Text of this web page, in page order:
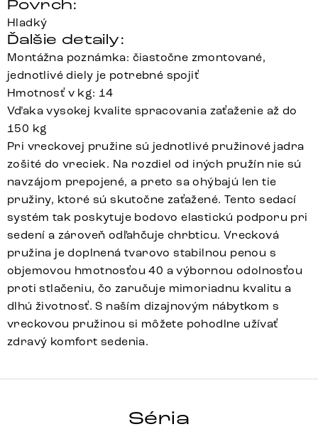
Povrch:
Hladký
Ďalšie detaily:
Montážna poznámka: čiastočne zmontované,
jednotlivé diely je potrebné spojiť
Hmotnosť v kg: 14
Vďaka vysokej kvalite spracovania zaťaženie až do
150 kg
Pri vreckovej pružine sú jednotlivé pružinové jadra
zošité do vreciek. Na rozdiel od iných pružín nie sú
navzájom prepojené, a preto sa ohýbajú len tie
pružiny, ktoré sú skutočne zaťažené. Tento sedací
systém tak poskytuje bodovo elastickú podporu pri
sedení a zároveň odľahčuje chrbticu. Vrecková
pružina je doplnená tvarovo stabilnou penou s
objemovou hmotnosťou 40 a výbornou odolnosťou
proti stlačeniu, čo zaručuje mimoriadnu kvalitu a
dlhú životnosť. S naším dizajnovým nábytkom s
vreckovou pružinou si môžete pohodlne užívať
zdravý komfort sedenia.
Séria
ZELIA-FLEX